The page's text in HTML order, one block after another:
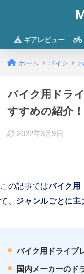
ギアレビュー
ホーム バイク
バイク用ドラ
すすめの紹介
2022年3月9日
この記事ではバイク用
て、 ジャンルごとに主
バイク用ドライブ
国内メーカーのド